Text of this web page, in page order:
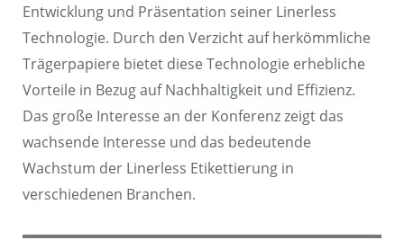
Entwicklung und Präsentation seiner Linerless
Technologie. Durch den Verzicht auf herkömmliche
Trägerpapiere bietet diese Technologie erhebliche
Vorteile in Bezug auf Nachhaltigkeit und Effizienz.
Das große Interesse an der Konferenz zeigt das
wachsende Interesse und das bedeutende
Wachstum der Linerless Etikettierung in
verschiedenen Branchen.